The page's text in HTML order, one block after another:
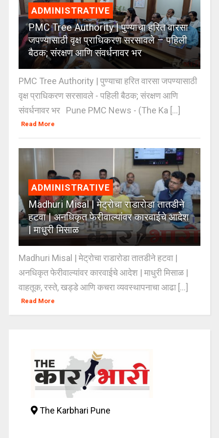
ADMINISTRATIVE
PMC Tree Authority | पुण्याचा हरित वारसा
जपण्यासाठी वृक्ष प्राधिकरण सरसावले – पहिली
बैठक; संरक्षण आणि संवर्धनावर भर
PMC Tree Authority | पुण्याचा हरित वारसा जपण्यासाठी
वृक्ष प्राधिकरण सरसावले - पहिली बैठक; संरक्षण आणि
संवर्धनावर भर Pune PMC News - (The Ka [...]
Read More
ADMINISTRATIVE
Madhuri Misal | मेट्रोचा राडारोडा तातडीने
हटवा | अनधिकृत फेरीवाल्यांवर कारवाईचे आदेश
| माधुरी मिसाळ
Madhuri Misal | मेट्रोचा राडारोडा तातडीने हटवा |
अनधिकृत फेरीवाल्यांवर कारवाईचे आदेश | माधुरी मिसाळ |
वाहतूक, रस्ते, खड्डे आणि कचरा व्यवस्थापनाचा आढा [...]
Read More
The Karbhari Pune